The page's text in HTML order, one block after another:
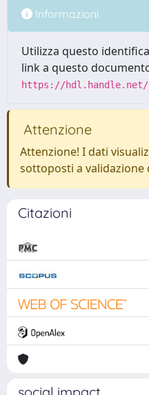
Informazioni
Utilizza questo
link a questo
https://hdl.handle.net/
Attenzione
Attenzione! I dati
sottoposti a validazione
Citazioni